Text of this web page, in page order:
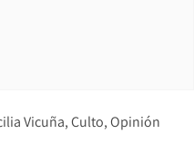
Vicuña Culto Opinión